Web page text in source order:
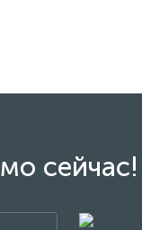
сейчас!